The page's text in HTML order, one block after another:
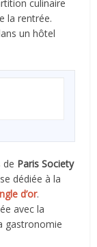
culinaire
la rentrée.
un hôtel
de Paris Society
dédiée à la
d’or.
avec la
gastronomie